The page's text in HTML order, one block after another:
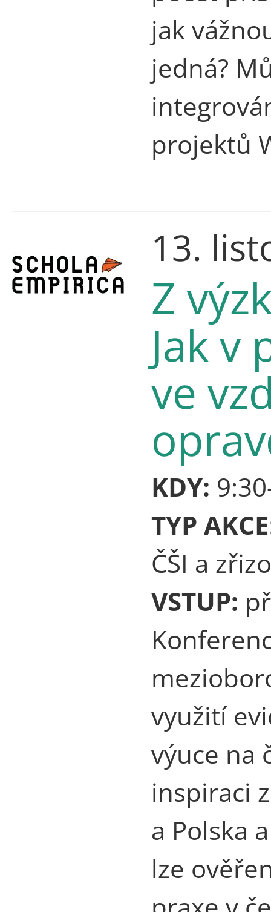
jak
jedná?
projektů
13.
Z
Jak v
ve
KDY:
TYP
ČŠI a
VSTUP:
využití
výuce na
inspiraci
a Polska
lze